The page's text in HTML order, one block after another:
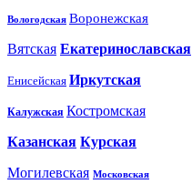
Вологодская Воронежская
Вятская Екатеринославская
Енисейская Иркутская
Калужская Костромская
Казанская Курская
Могилевская Московская